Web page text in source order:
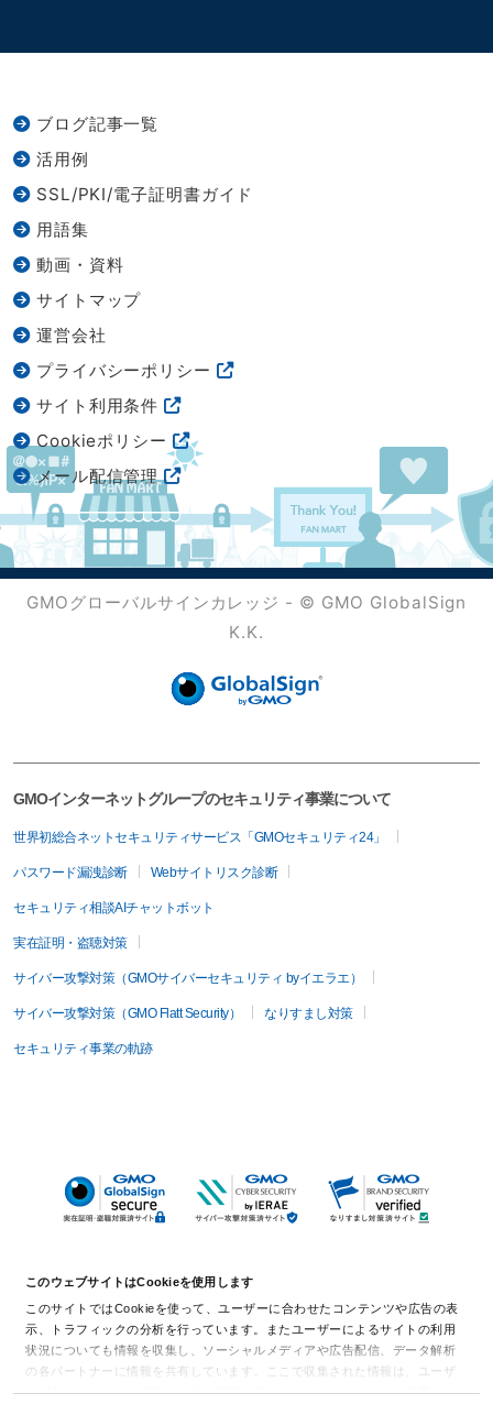
このウェブサイトはCookieを使用します
このサイトではCookieを使って、ユーザーに合わせたコンテンツや広告の表
示、トラフィックの分析を行っています。またユーザーによるサイトの利用
状況についても情報を収集し、ソーシャルメディアや広告配信、データ解析
の各パートナーに情報を共有しています。ここで収集された情報は、ユーザ
ーが各パートナーに提供した他の情報や各パートナーのサービスを使用した
ブログ記事一覧
活用例
SSL/PKI/電子証明書ガイド
用語集
動画・資料
サイトマップ
運営会社
プライバシーポリシー
サイト利用条件
Cookieポリシー
メール配信管理
GMOグローバルサインカレッジ - © GMO GlobalSign
K.K.
GMOインターネットグループのセキュリティ事業について
世界初総合ネットセキュリティサービス「GMOセキュリティ24」
パスワード漏洩診断 Webサイトリスク診断
セキュリティ相談AIチャットボット
実在証明・盗聴対策
サイバー攻撃対策（GMOサイバーセキュリティ byイエラエ）
サイバー攻撃対策（GMO Flatt Security） なりすまし対策
セキュリティ事業の軌跡